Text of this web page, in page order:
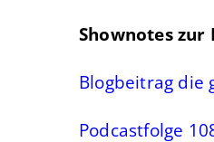
Shownotes zur
Blogbeitrag die
Podcastfolge